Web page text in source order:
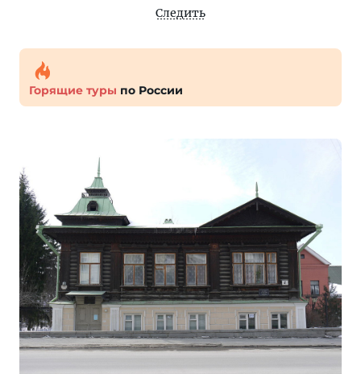
Следить
Горящие туры по России